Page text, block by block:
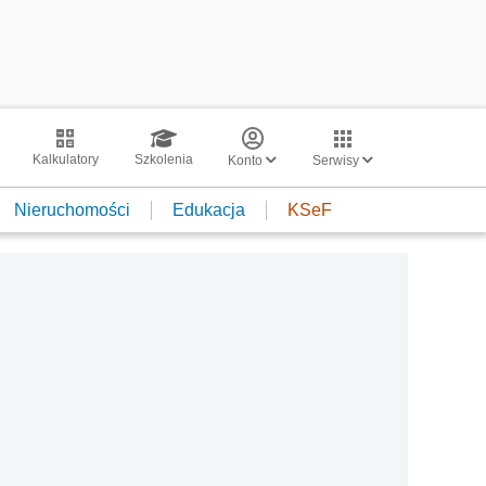
Kalkulatory Szkolenia Konto Serwisy
Nieruchomości Edukacja KSeF